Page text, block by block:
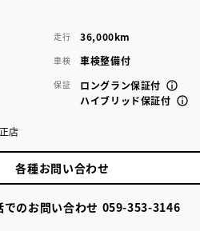
走行 36,000km
車検 車検整備付
保証
ロングラン保証付
ハイブリッド保証付
店
各種お問い合わせ
でのお問い合わせ 059-353-3146